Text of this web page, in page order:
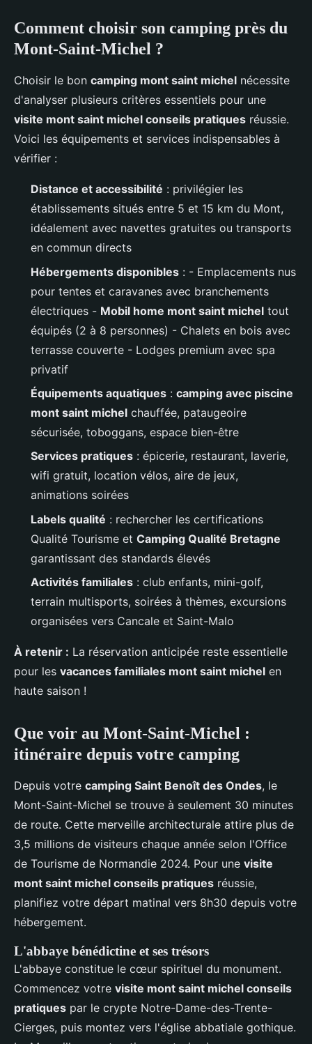
Comment choisir son camping près du
Mont-Saint-Michel ?
Choisir le bon camping mont saint michel nécessite
d'analyser plusieurs critères essentiels pour une
visite mont saint michel conseils pratiques réussie.
Voici les équipements et services indispensables à
vérifier :
Distance et accessibilité : privilégier les
établissements situés entre 5 et 15 km du Mont,
idéalement avec navettes gratuites ou transports
en commun directs
Hébergements disponibles : - Emplacements nus
pour tentes et caravanes avec branchements
électriques - Mobil home mont saint michel tout
équipés (2 à 8 personnes) - Chalets en bois avec
terrasse couverte - Lodges premium avec spa
privatif
Équipements aquatiques : camping avec piscine
mont saint michel chauffée, pataugeoire
sécurisée, toboggans, espace bien-être
Services pratiques : épicerie, restaurant, laverie,
wifi gratuit, location vélos, aire de jeux,
animations soirées
Labels qualité : rechercher les certifications
Qualité Tourisme et Camping Qualité Bretagne
garantissant des standards élevés
Activités familiales : club enfants, mini-golf,
terrain multisports, soirées à thèmes, excursions
organisées vers Cancale et Saint-Malo
À retenir : La réservation anticipée reste essentielle
pour les vacances familiales mont saint michel en
haute saison !
Que voir au Mont-Saint-Michel :
itinéraire depuis votre camping
Depuis votre camping Saint Benoît des Ondes, le
Mont-Saint-Michel se trouve à seulement 30 minutes
de route. Cette merveille architecturale attire plus de
3,5 millions de visiteurs chaque année selon l'Office
de Tourisme de Normandie 2024. Pour une visite
mont saint michel conseils pratiques réussie,
planifiez votre départ matinal vers 8h30 depuis votre
hébergement.
L'abbaye bénédictine et ses trésors
L'abbaye constitue le cœur spirituel du monument.
Commencez votre visite mont saint michel conseils
pratiques par le crypte Notre-Dame-des-Trente-
Cierges, puis montez vers l'église abbatiale gothique.